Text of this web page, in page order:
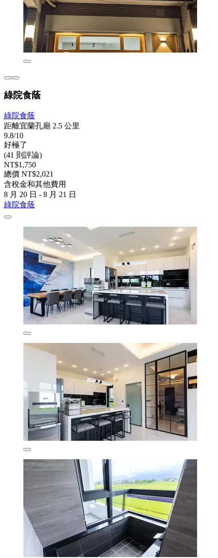
綠院食蔭
綠院食蔭
距離宜蘭孔廟 2.5 公里
9.8/10
好極了
(41 則評論)
NT$1,750
總價 NT$2,021
含稅金和其他費用
8 月 20 日 - 8 月 21 日
綠院食蔭